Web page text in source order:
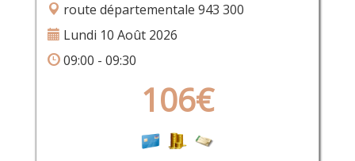
route départementale 943 300
Lundi 10 Août 2026
09:00 - 09:30
106€